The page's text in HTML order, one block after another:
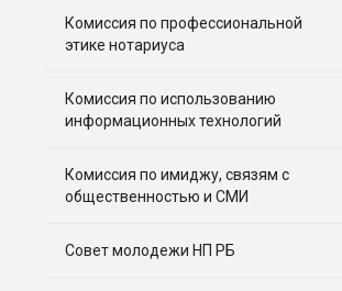
Комиссия по профессиональной
этике нотариуса
Комиссия по использованию
информационных технологий
Комиссия по имиджу, связям с
общественностью и СМИ
Совет молодежи НП РБ